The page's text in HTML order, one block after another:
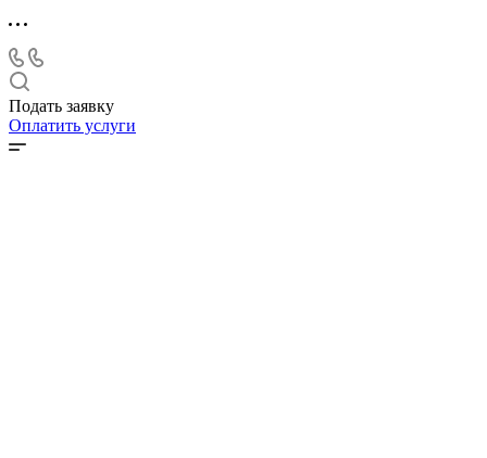
Подать заявку
Оплатить услуги